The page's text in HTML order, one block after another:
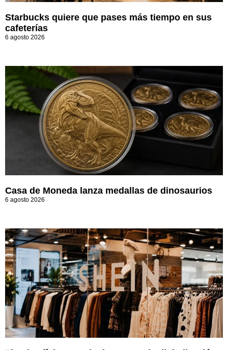
Starbucks quiere que pases más tiempo en sus
cafeterías
6 agosto 2026
Casa de Moneda lanza medallas de dinosaurios
6 agosto 2026